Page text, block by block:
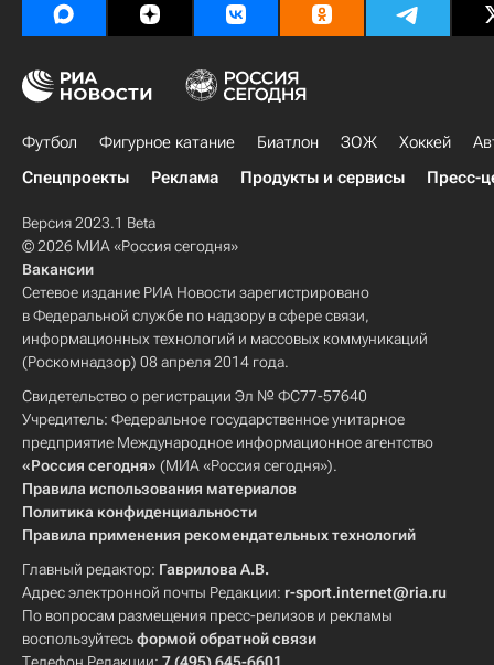
Футбол Фигурное катание Биатлон ЗОЖ Хоккей
Спецпроекты
Реклама Продукты и сервисы Пресс-
Версия 2023.1 Beta
© 2026 МИА «Россия сегодня»
Вакансии
Сетевое издание РИА Новости зарегистрировано
в Федеральной службе по надзору в сфере связи,
информационных технологий и массовых коммуникаций
(Роскомнадзор) 08 апреля 2014 года.
Свидетельство о регистрации Эл № ФС77-57640
Учредитель: Федеральное государственное унитарное
предприятие Международное информационное агентство
«Россия сегодня» (МИА «Россия сегодня»).
Правила использования материалов
Политика конфиденциальности
Правила применения рекомендательных технологий
Главный редактор: Гаврилова А.В.
Адрес электронной почты Редакции: r-sport.internet@ria.ru
По вопросам размещения пресс-релизов и рекламы
воспользуйтесьформой обратной связи